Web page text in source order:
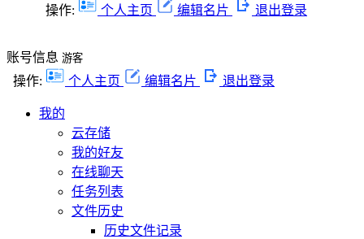
操作: 个人主页 编辑名片 退出登录
账号信息 游客
操作: 个人主页 编辑名片 退出登录
我的
云存储
我的好友
在线聊天
任务列表
文件历史
历史文件记录